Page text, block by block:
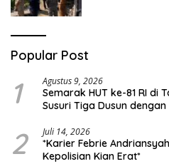
Popular Post
1 Agustus 9, 2026
Semarak HUT ke-81 RI di
Susuri Tiga Dusun
2 Juli 14, 2026
*Karier Febrie
Kepolisian Kian Erat*